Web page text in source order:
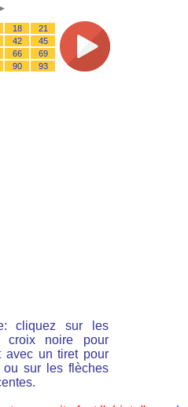
18
21
42
45
66
69
90 93
cliquez sur les
croix noire pour
avec un tiret pour
ou sur les flèches